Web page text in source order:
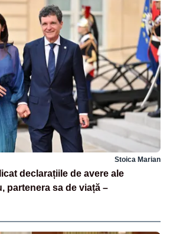
Stoica Marian
declarațiile de avere ale
partenera sa de viață –